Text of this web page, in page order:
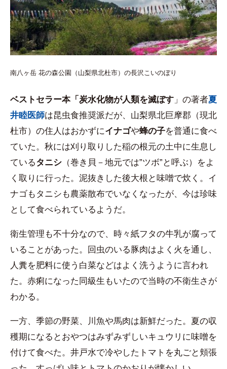
南八ヶ岳 花の森公園（山梨県北杜市）の長沢こいのぼり
ベストセラー本「炭水化物が人類を滅ぼす 」の著者夏
井睦医師は昆虫食推奨派だが、山梨県北巨摩郡（現北
杜市）の住人はおかずにイナゴや蜂の子を普通に食べ
ていた。秋には刈り取りした稲の根元の土中に生息し
ているタニシ （巻き貝－地元では”ツボ”と呼ぶ）をよ
く取りに行った。泥抜きした後大根と味噌で炊く。イ
ナゴもタニシも農薬散布でいなくなったが、今は珍味
として食べられているようだ。
衛生管理も不十分なので、時々紙フタの牛乳が腐って
いることがあった。回虫のいる豚肉はよく火を通し、
人糞を肥料に使う白菜などはよく洗うように言われ
た。赤痢になった同級生もいたので当時の不衛生さが
わかる。
一方、季節の野菜、川魚や馬肉は新鮮だった。夏の収
穫期になるとおやつはみずみずしいキュウリに味噌を
付けて食べた。井戸水で冷やしたトマトを丸ごと頬張